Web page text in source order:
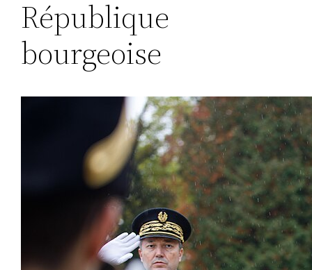
République
bourgeoise